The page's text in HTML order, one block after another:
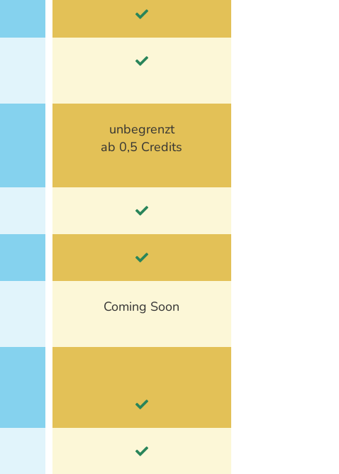
unbegrenzt
ab 0,5 Credits
Coming Soon